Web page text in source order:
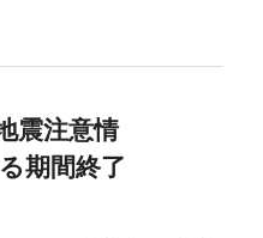
震注意情
期間終了